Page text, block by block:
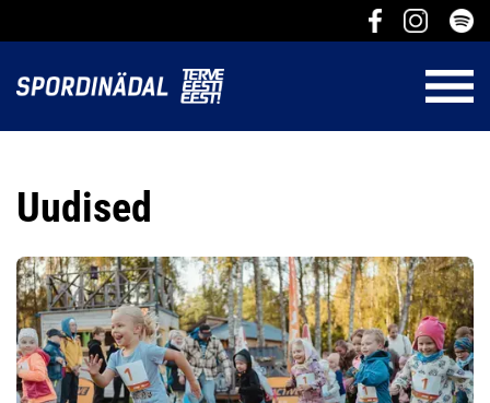
Uudised